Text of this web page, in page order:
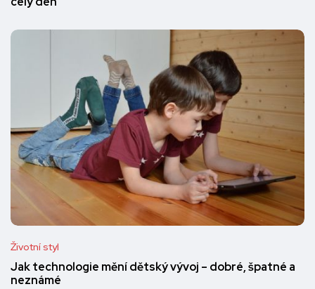
Životní styl
Jak technologie mění dětský vývoj – dobré, špatné a
neznámé